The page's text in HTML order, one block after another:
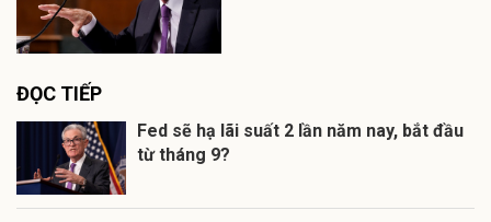
ĐỌC TIẾP
Fed sẽ hạ lãi suất 2 lần năm nay, bắt đầu
từ tháng 9?